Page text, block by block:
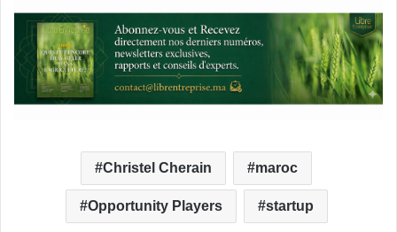
Christel Cherain maroc
Opportunity Players startup